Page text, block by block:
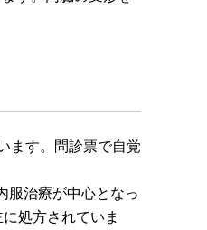
ます。問診票で自覚
服治療が中心となっ
処方されていま